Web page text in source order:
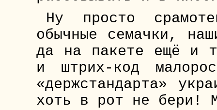
Ну просто
обычные семачки,
да на пакете ещё и
и штрих-код
«держстандарта»
хоть в рот не бери!